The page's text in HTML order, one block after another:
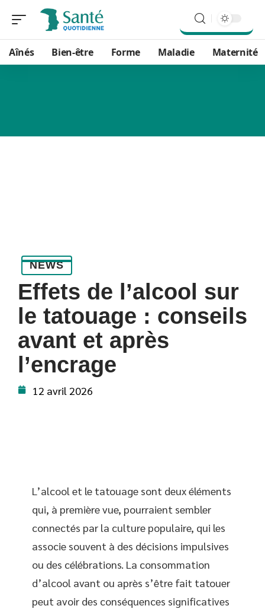
Aînés Bien-être Forme Maladie Maternité
NEWS
Effets de l’alcool sur
le tatouage : conseils
avant et après
l’encrage
12 avril 2026
L’alcool et le tatouage sont deux éléments
qui, à première vue, pourraient sembler
connectés par la culture populaire, qui les
associe souvent à des décisions impulsives
ou des célébrations. La consommation
d’alcool avant ou après s’être fait tatouer
peut avoir des conséquences significatives